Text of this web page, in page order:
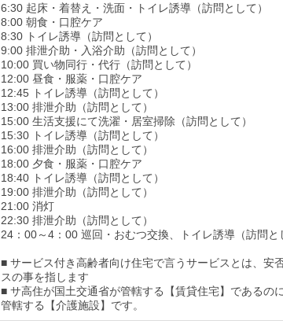
6:30 起床・着替え・洗面・トイレ誘導（訪問として）
8:00 朝食・口腔ケア
8:30 トイレ誘導（訪問として）
9:00 排泄介助・入浴介助（訪問として）
10:00 買い物同行・代行（訪問として）
12:00 昼食・服薬・口腔ケア
12:45 トイレ誘導（訪問として）
13:00 排泄介助（訪問として）
15:00 生活支援にて洗濯・居室掃除（訪問として）
15:30 トイレ誘導（訪問として）
16:00 排泄介助（訪問として）
18:00 夕食・服薬・口腔ケア
18:40 トイレ誘導（訪問として）
19:00 排泄介助（訪問として）
21:00 消灯
22:30 排泄介助（訪問として）
24：00～4：00 巡回・おむつ交換、トイレ誘導（訪問と
■ サービス付き高齢者向け住宅で言うサービスとは、安
スの事を指します
■ サ高住が国土交通省が管轄する【賃貸住宅】であるの
管轄する【介護施設】です。